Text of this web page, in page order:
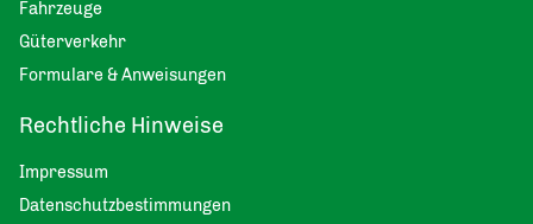
Fahrzeuge
Güterverkehr
Formulare & Anweisungen
Rechtliche Hinweise
Impressum
Datenschutzbestimmungen